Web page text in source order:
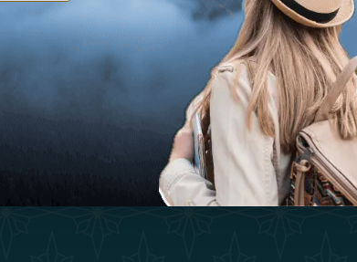
gli
des
Esperienza
Termini E Condizioni
Diventa Un Partner
Our Team